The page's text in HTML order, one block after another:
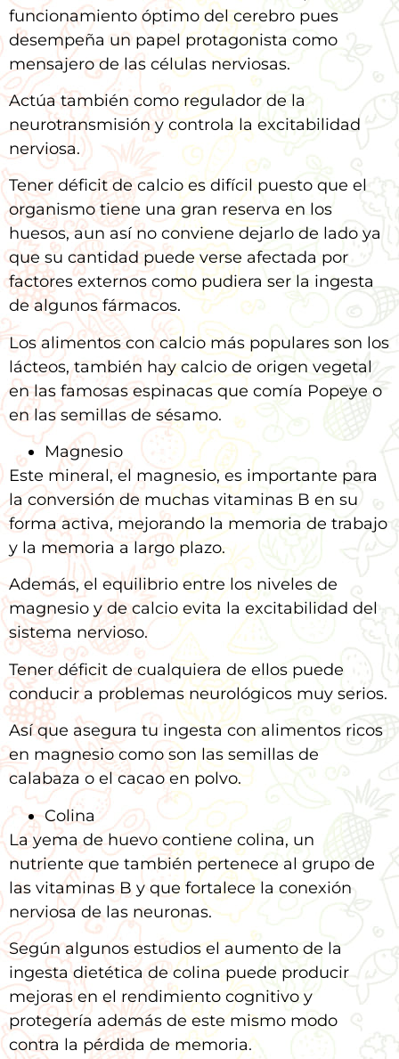
funcionamiento óptimo del cerebro pues
desempeña un papel protagonista como
mensajero de las células nerviosas.
Actúa también como regulador de la
neurotransmisión y controla la excitabilidad
nerviosa.
Tener déficit de calcio es difícil puesto que el
organismo tiene una gran reserva en los
huesos, aun así no conviene dejarlo de lado ya
que su cantidad puede verse afectada por
factores externos como pudiera ser la ingesta
de algunos fármacos.
Los alimentos con calcio más populares son los
lácteos, también hay calcio de origen vegetal
en las famosas espinacas que comía Popeye o
en las semillas de sésamo.
Magnesio
Este mineral, el magnesio, es importante para
la conversión de muchas vitaminas B en su
forma activa, mejorando la memoria de trabajo
y la memoria a largo plazo.
Además, el equilibrio entre los niveles de
magnesio y de calcio evita la excitabilidad del
sistema nervioso.
Tener déficit de cualquiera de ellos puede
conducir a problemas neurológicos muy serios.
Así que asegura tu ingesta con alimentos ricos
en magnesio como son las semillas de
calabaza o el cacao en polvo.
Colina
La yema de huevo contiene colina, un
nutriente que también pertenece al grupo de
las vitaminas B y que fortalece la conexión
nerviosa de las neuronas.
Según algunos estudios el aumento de la
ingesta dietética de colina puede producir
mejoras en el rendimiento cognitivo y
protegería además de este mismo modo
contra la pérdida de memoria.